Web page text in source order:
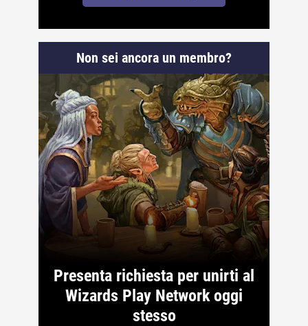
Non sei ancora un membro?
Presenta richiesta per unirti al
Wizards Play Network oggi
stesso